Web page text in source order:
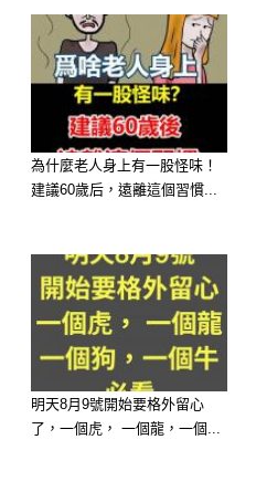
d
為什麼老人身上有一股怪味！
建議60歲后，遠離這個習慣...
明天8月9號開始要格外留心
了，一個虎， 一個龍，一個...